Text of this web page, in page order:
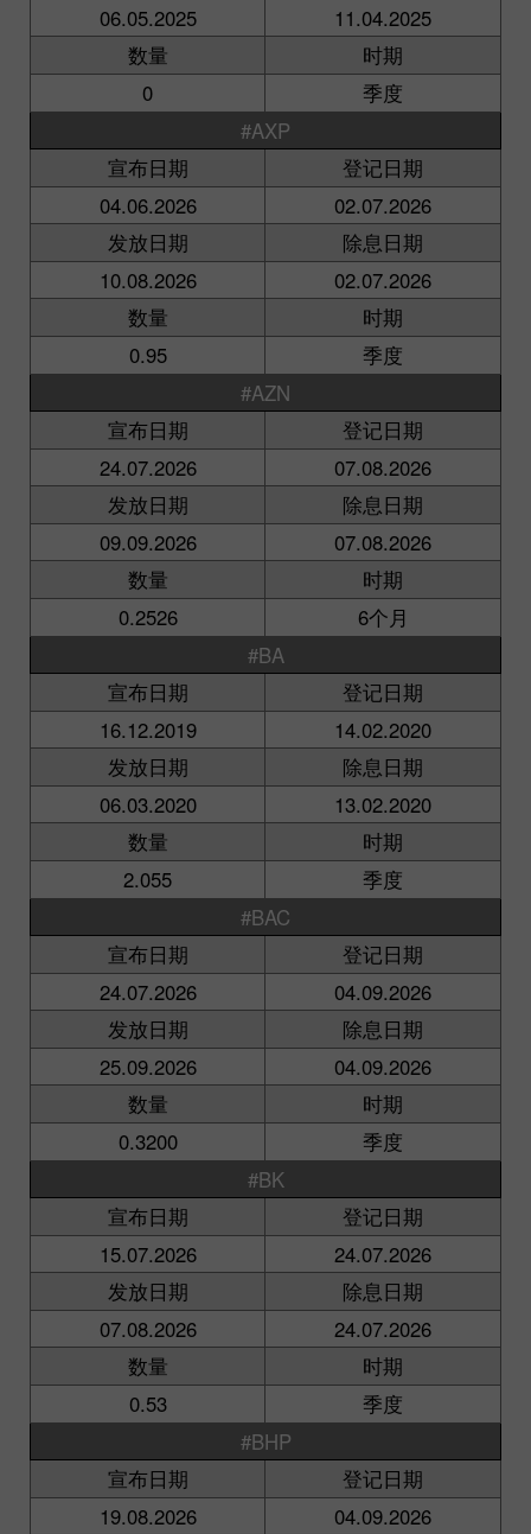
06.05.2025
11.04.2025
数量
时期
0
季度
#AXP
宣布日期
登记日期
04.06.2026
02.07.2026
发放日期
除息日期
10.08.2026
02.07.2026
数量
时期
0.95
季度
#AZN
宣布日期
登记日期
24.07.2026
07.08.2026
发放日期
除息日期
09.09.2026
07.08.2026
数量
时期
0.2526
6个月
#BA
宣布日期
登记日期
16.12.2019
14.02.2020
发放日期
除息日期
06.03.2020
13.02.2020
数量
时期
2.055
季度
#BAC
宣布日期
登记日期
24.07.2026
04.09.2026
发放日期
除息日期
25.09.2026
04.09.2026
数量
时期
0.3200
季度
#BK
宣布日期
登记日期
15.07.2026
24.07.2026
发放日期
除息日期
07.08.2026
24.07.2026
数量
时期
0.53
季度
#BHP
宣布日期
登记日期
19.08.2026
04.09.2026